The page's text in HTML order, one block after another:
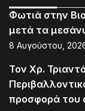
Φωτιά στην
μετά τα
8 Αυγούστου,
Τον Χρ.
προσφορά του